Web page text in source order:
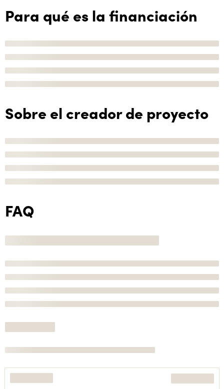
Para qué es la financiación
Sobre el creador de proyecto
FAQ